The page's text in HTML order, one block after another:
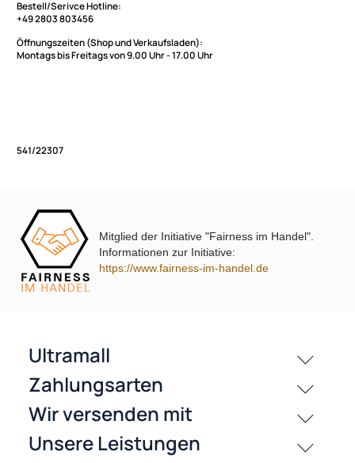
Inhaber: Dirk Borgmann
Venloer Str. 6a
46487 Wesel B�derich
Deutschland
541/22307
Mitglied der Initiative "Fairness im Handel".
Informationen zur Initiative:
https://www.fairness-im-handel.de
Ultramall
Zahlungsarten
Wir versenden mit